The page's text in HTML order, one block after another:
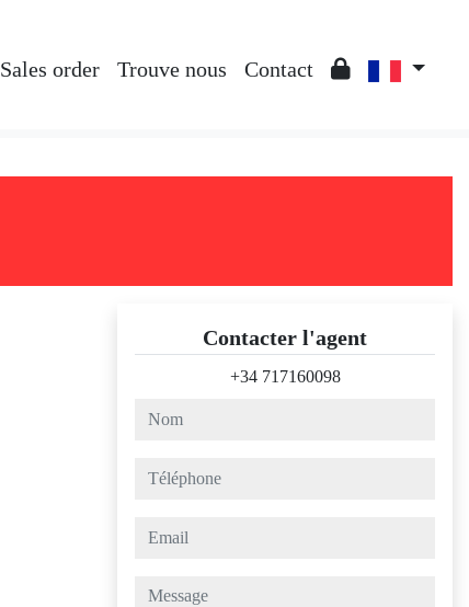
Sales order Trouve nous Contact
Contacter l'agent
+34 717160098
nom
téléphone
email
message